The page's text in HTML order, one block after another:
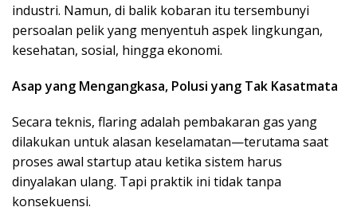
industri. Namun, di balik kobaran itu tersembunyi
persoalan pelik yang menyentuh aspek lingkungan,
kesehatan, sosial, hingga ekonomi.
Asap yang Mengangkasa, Polusi yang Tak Kasatmata
Secara teknis, flaring adalah pembakaran gas yang
dilakukan untuk alasan keselamatan—terutama saat
proses awal startup atau ketika sistem harus
dinyalakan ulang. Tapi praktik ini tidak tanpa
konsekuensi.